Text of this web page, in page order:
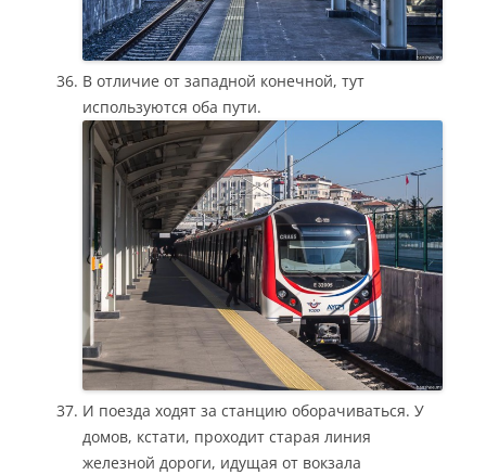
В отличие от западной конечной, тут
используются оба пути.
И поезда ходят за станцию оборачиваться. У
домов, кстати, проходит старая линия
железной дороги, идущая от вокзала